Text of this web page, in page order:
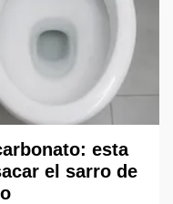
esta
el sarro de